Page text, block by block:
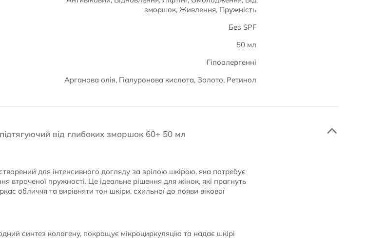
зморшок, Живлення, Пружність
Без SPF
50 мл
Гіпоалергенні
Арганова олія, Гіалуронова кислота, Золото, Ретинол
від глибоких зморшок 60+ 50 мл
для інтенсивного догляду за зрілою шкірою, яка потребує
втраченої пружності. Це ідеальне рішення для жінок, які прагнуть
обличчя та вирівняти тон шкіри, схильної до появи вікової
синтез колагену, покращує мікроциркуляцію та надає шкірі